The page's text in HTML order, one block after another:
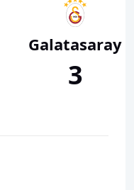
Galatasaray
3